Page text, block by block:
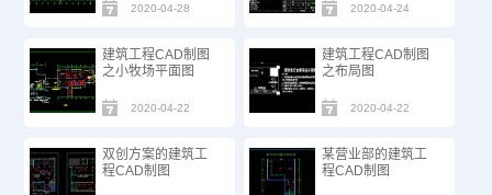
2020-04-28 2020-04-24
建筑工程CAD制图
之小牧场平面图
2020-04-22
建筑工程CAD制图
之布局图
2020-04-22
双创方案的建筑工
程CAD制图
某营业部的建筑工
程CAD制图